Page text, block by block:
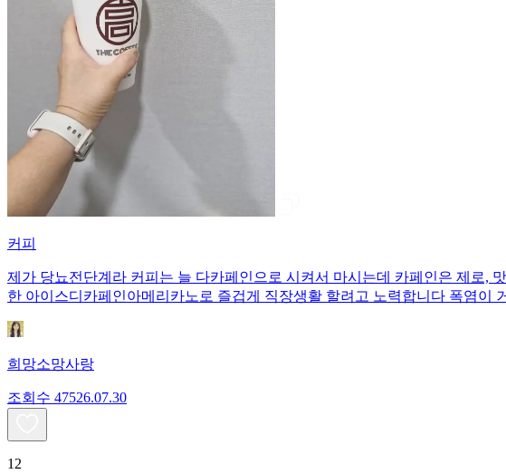
커피
제가 당뇨전단계라 커피는 늘 다카페인으로 시켜서 마시는데 카페인은 제로,
한 아이스디카페인아메리카노로 즐겁게 직장생활 할려고 노력합니다 폭염이
희망소망사랑
조회수 47526.07.30
12